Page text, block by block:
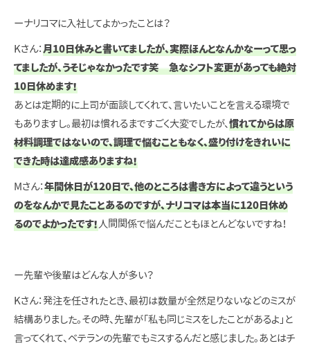
ーナリコマに入社してよかったことは？
Kさん： 月10日休みと書いてましたが、実際ほんとなんかなーって思っ
てましたが、うそじゃなかったです笑 急なシフト変更があっても絶対
10日休めます！
あとは定期的に上司が面談してくれて、言いたいことを言える環境で
もありますし。最初は慣れるまですごく大変でしたが、 慣れてからは原
材料調理ではないので、調理で悩むこともなく、盛り付けをきれいに
できた時は達成感ありますね！
Mさん： 年間休日が120日で、他のところは書き方によって違うという
のをなんかで見たことあるのですが、ナリコマは本当に120日休め
るのでよかったです！人間関係で悩んだこともほとんどないですね！
ー先輩や後輩はどんな人が多い？
Kさん：発注を任されたとき、最初は数量が全然足りないなどのミスが
結構ありました。その時、先輩が「私も同じミスをしたことがあるよ」と
言ってくれて、ベテランの先輩でもミスするんだと感じました。あとはチ